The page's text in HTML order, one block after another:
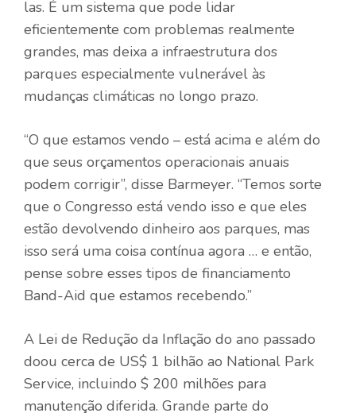
las. É um sistema que pode lidar
eficientemente com problemas realmente
grandes, mas deixa a infraestrutura dos
parques especialmente vulnerável às
mudanças climáticas no longo prazo.
“O que estamos vendo – está acima e além do
que seus orçamentos operacionais anuais
podem corrigir”, disse Barmeyer. “Temos sorte
que o Congresso está vendo isso e que eles
estão devolvendo dinheiro aos parques, mas
isso será uma coisa contínua agora … e então,
pense sobre esses tipos de financiamento
Band-Aid que estamos recebendo.”
A Lei de Redução da Inflação do ano passado
doou cerca de US$ 1 bilhão ao National Park
Service, incluindo $ 200 milhões para
manutenção diferida. Grande parte do